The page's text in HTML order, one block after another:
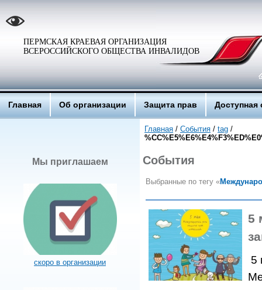
ПЕРМСКАЯ КРАЕВАЯ ОРГАНИЗАЦИЯ
ВСЕРОССИЙСКОГО ОБЩЕСТВА ИНВАЛИДОВ
Главная Об организации Защита прав Доступная
Мы приглашаем
скоро в организации
Главная / События / tag /
События
Выбранные по тегу «
5
5